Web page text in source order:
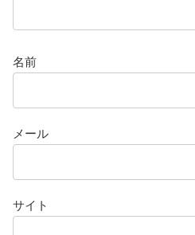
名前
メール
サイト